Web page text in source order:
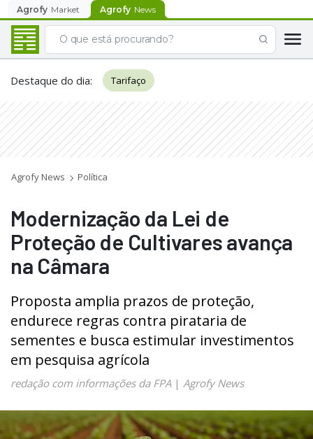
Agrofy Market Agrofy News
Destaque do dia: Tarifaço
Agrofy News Política
Modernização da Lei de
Proteção de Cultivares avança
na Câmara
Proposta amplia prazos de proteção,
endurece regras contra pirataria de
sementes e busca estimular investimentos
em pesquisa agrícola
redação com informações da FPA| Agrofy News